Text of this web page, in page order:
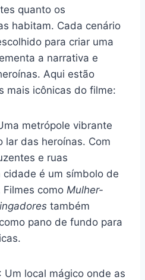
quanto os
habitam. Cada cenário
para criar uma
a narrativa e
Aqui estão
mais icônicas do filme:
metrópole vibrante
lar das heroínas. Com
e ruas
cidade é um símbolo de
como Mulher-
também
pano de fundo para
: Um local mágico onde as